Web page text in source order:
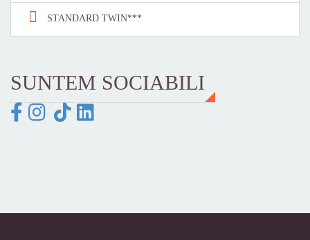
STANDARD TWIN***
SUNTEM SOCIABILI